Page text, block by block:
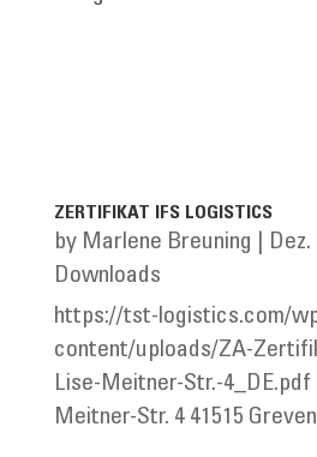
ZERTIFIKAT IFS LOGISTICS
by Marlene Breuning Dez.
Downloads
https://tst-logistics.com/
content/uploads/ZA-
Lise-Meitner-Str.-4_DE.pdf
Meitner-Str. 4 41515